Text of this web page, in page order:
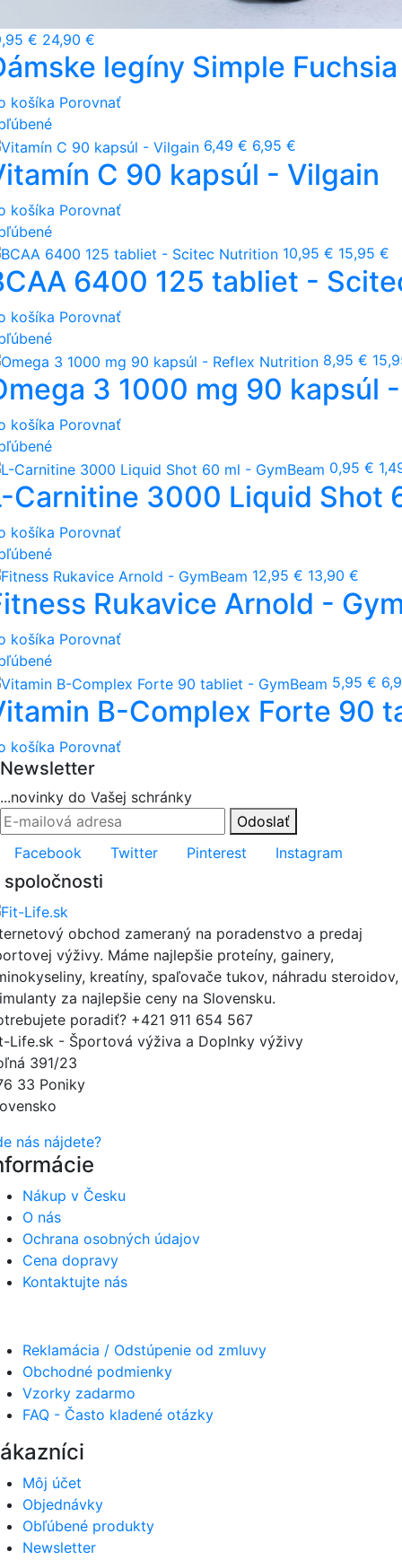
€ 24,90 €
legíny Simple
košíka Porovnať
6,49 € 6,95 €
C 90 kapsúl - Vilgain
košíka Porovnať
10,95 € 15,95 €
6400 125 tabliet -
košíka Porovnať
8,95 €
3 1000 mg 90 kapsúl
košíka Porovnať
0,95 €
Carnitine 3000 Liquid Shot
košíka Porovnať
12,95 € 13,90 €
Rukavice Arnold -
košíka Porovnať
5,95 €
B-Complex Forte 90
košíka Porovnať
Newsletter
...novinky do Vašej schránky
Odoslať
Facebook
Twitter Pinterest Instagram
spoločnosti
obchod zameraný na poradenstvo a predaj
výživy. Máme najlepšie proteíny, gainery,
kreatíny, spaľovače tukov, náhradu steroidov,
za najlepšie ceny na Slovensku.
poradiť? +421 911 654 567
Life.sk - Športová výživa a Doplnky výživy
391/23
33 Poniky
nás nájdete?
Nákup v Česku
O nás
Ochrana osobných údajov
Cena dopravy
Kontaktujte nás
Reklamácia / Odstúpenie od zmluvy
Obchodné podmienky
Vzorky zadarmo
FAQ - Často kladené otázky
Môj účet
Objednávky
Obľúbené produkty
Newsletter